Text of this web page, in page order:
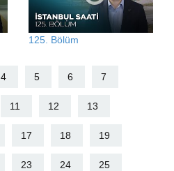
125. Bölüm
4 5 6 7
11 12 13
17 18 19
23 24 25